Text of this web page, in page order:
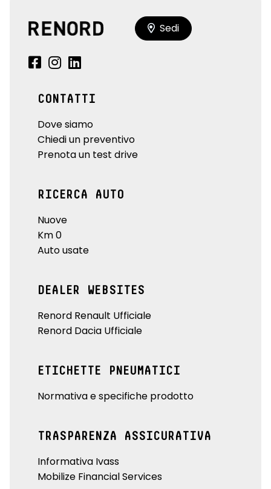
Sedi
CONTATTI
Dove siamo
Chiedi un preventivo
Prenota un test drive
RICERCA AUTO
Nuove
Km 0
Auto usate
DEALER WEBSITES
Renord Renault Ufficiale
Renord Dacia Ufficiale
ETICHETTE PNEUMATICI
Normativa e specifiche prodotto
TRASPARENZA ASSICURATIVA
Informativa Ivass
Mobilize Financial Services